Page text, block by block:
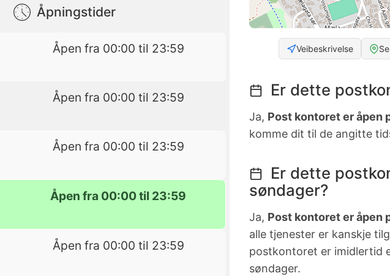
Åpningstider
Åpen fra 00:00 til 23:59
Åpen fra 00:00 til 23:59
Åpen fra 00:00 til 23:59
Åpen fra 00:00 til 23:59
Åpen fra 00:00 til 23:59
Veibeskrivelse
Er dette
Ja, Post kontoret er åpen
komme dit til de angitte
Er dette
søndager?
Ja, Post kontoret er åpen
alle tjenester er kanskje
postkontoret er imidlertid
søndager.